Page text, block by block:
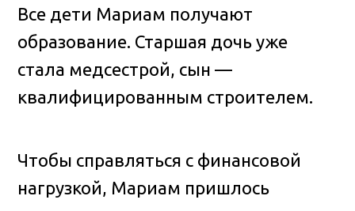
Все дети Мариам получают
образование. Старшая дочь уже
стала медсестрой, сын —
квалифицированным строителем.
Чтобы справляться с финансовой
нагрузкой, Мариам пришлось